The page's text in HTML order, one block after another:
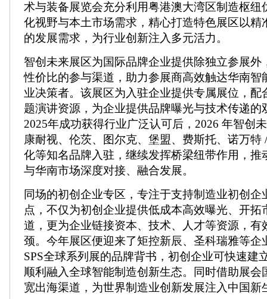
术与装备展览会充分利用粤港澳大湾区制造枢纽
化视野与本土市场需求，精心打造特色展区以精
的发展需求，为行业创新注入多元活力。
智创未来展区为国际品牌企业提供除独立参展外
性价比的参与渠道，助力参展商高效触达华南智
业决策者。该展区为入驻企业提供专属展位，配
题演讲资源，为企业提供品牌曝光与技术传递的
2025年成功获得行业广泛认可后，2026 年智创
康耐视、伦茨、图尔克、堡盟、费斯托、诺万特
化等知名品牌入驻，继续发挥桥梁纽带作用，推
与华南市场深度对接、融合发展。
同场的初创企业专区，专注于支持制造业初创企
点，不仅为初创企业提供低成本高效曝光、开拓
道，更为企业链接资本、技术、人才等资源，有
颈。今年展区便迎来了矩控新辰、圣科瑞雅等企
SPS全球系列展的品牌背书，初创企业可快速建
顺利融入全球智能制造创新生态。同时借助展会
宽出海渠道，为世界制造业创新发展注入中国新